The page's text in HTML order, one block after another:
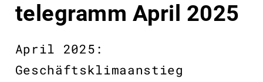
telegramm April 2025
April 2025:
Geschäftsklimaanstieg